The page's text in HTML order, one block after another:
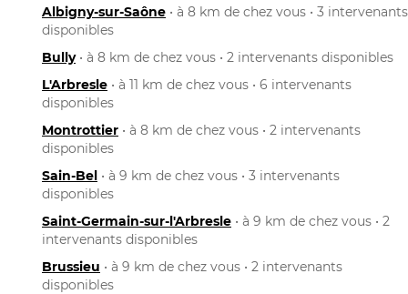
Albigny-sur-Saône • à 8 km de chez vous • 3 intervenants
disponibles
Bully• à 8 km de chez vous • 2 intervenants disponibles
L'Arbresle • à 11 km de chez vous • 6 intervenants
disponibles
Montrottier • à 8 km de chez vous • 2 intervenants
disponibles
Sain-Bel • à 9 km de chez vous • 3 intervenants
disponibles
Saint-Germain-sur-l'Arbresle • à 9 km de chez vous • 2
intervenants disponibles
Brussieu • à 9 km de chez vous • 2 intervenants
disponibles